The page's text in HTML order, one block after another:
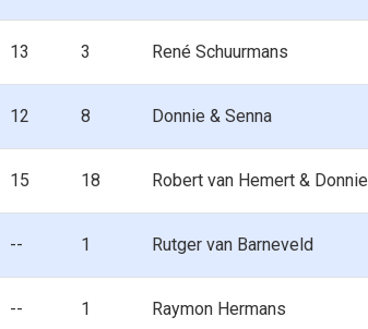
13 3 René Schuurmans
12 8 Donnie & Senna
15 18 Robert van Hemert & Donnie
-- 1 Rutger van Barneveld
-- 1 Raymon Hermans